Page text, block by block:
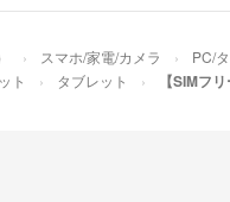
スマホ/家電/カメラ PC/
ト タブレット 【SIMフ